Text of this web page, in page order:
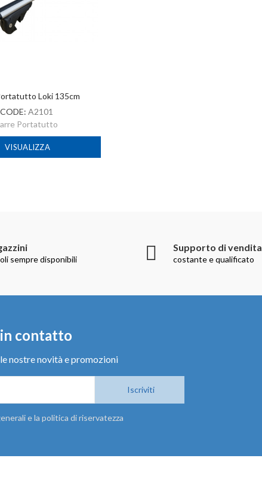
Loki 135cm
CODE: A2101
Portatutto
VISUALIZZA
sempre disponibili
Supporto di vendita
costante e qualificato
contatto
nostre novità e promozioni
Iscriviti
e la politica di riservatezza